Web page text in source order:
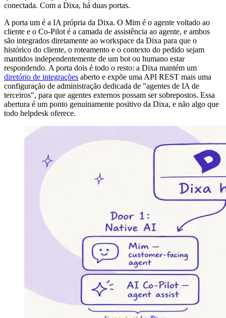
conectada. Com a Dixa, há duas portas.
A porta um é a IA própria da Dixa. O Mim é o agente voltado ao
cliente e o Co-Pilot é a camada de assistência ao agente, e ambos
são integrados diretamente ao workspace da Dixa para que o
histórico do cliente, o roteamento e o contexto do pedido sejam
mantidos independentemente de um bot ou humano estar
respondendo. A porta dois é todo o resto: a Dixa mantém um
diretório de integrações aberto e expõe uma API REST mais uma
configuração de administração dedicada de "agentes de IA de
terceiros", para que agentes externos possam ser sobrepostos. Essa
abertura é um ponto genuinamente positivo da Dixa, e não algo que
todo helpdesk oferece.